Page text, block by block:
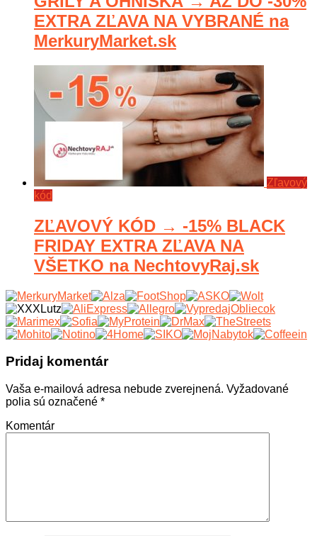
EXTRA ZĽAVA NA VYBRANÉ na
MerkuryMarket.sk
Zľavový
kód
ZĽAVOVÝ KÓD → -15% BLACK
FRIDAY EXTRA ZĽAVA NA
VŠETKO na NechtovyRaj.sk
Pridaj komentár
Vaša e-mailová adresa nebude zverejnená. Vyžadované
polia sú označené *
Komentár